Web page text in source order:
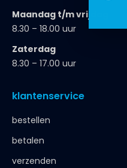
Maandag t/m vrijdag
8.30 – 18.00 uur
Zaterdag
8.30 – 17.00 uur
klantenservice
bestellen
betalen
verzenden